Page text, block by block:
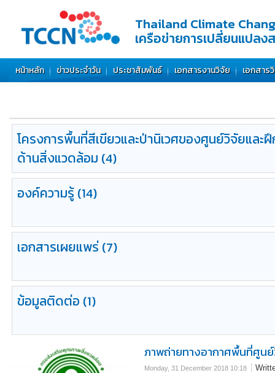
Thailand Climate
เครือข่ายการเปลี่ยนแปลง
หน้าหลัก ข่าวประจำวัน ประชาสัมพันธ์ เอกสารงานวิจัย เอกสาร
โครงการพื้นที่สีเขียวและป่านิเวศของศูนย์วิจัยและ
ด้านสิ่งแวดล้อม (4)
องค์ความรู้(14)
เอกสารเผยแพร่(7)
ข้อมูลติดต่อ (1)
ภาพถ่ายทางอากาศพื้นที่ศูน
Monday, 31 December 2018 10:18